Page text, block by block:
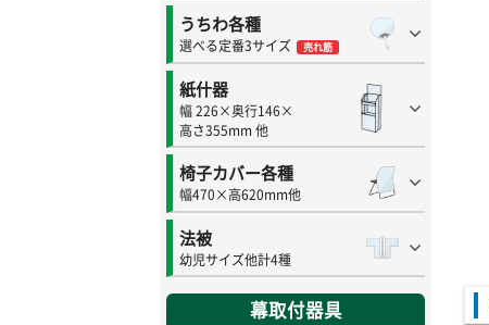
うちわ各種
選べる定番3サイズ 売れ筋
紙什器
幅 226×奥行146×
高さ355mm 他
椅子カバー各種
幅470×高620mm他
法被
幼児サイズ他計4種
幕取付器具